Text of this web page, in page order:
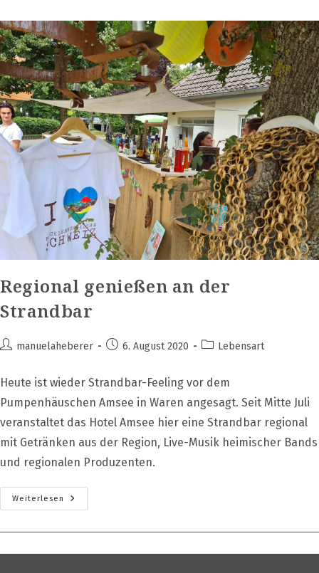
Regional genießen an der
Strandbar
Beitrags-
manuelaheberer
Beitrag6. August 2020
Beitrags-
Lebensart
Heute ist wieder Strandbar-Feeling vor dem
Pumpenhäuschen Amsee in Waren angesagt. Seit Mitte Juli
veranstaltet das Hotel Amsee hier eine Strandbar regional
mit Getränken aus der Region, Live-Musik heimischer Bands
und regionalen Produzenten.
Weiterlesen
Regional
Genießen